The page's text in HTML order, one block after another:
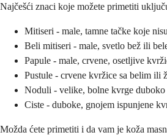
Najčešći znaci koje možete primetiti
Mitiseri - male, tamne tačke koje
Beli mitiseri - male, svetlo bež ili
Papule - male, crvene, osetljive
Pustule - crvene kvržice sa belim ili
Noduli - velike, bolne kvrge
Ciste - duboke, gnojem ispunjene
Možda ćete primetiti i da vam je koža